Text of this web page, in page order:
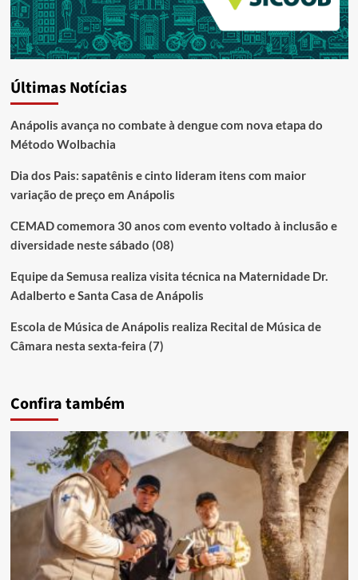
Últimas Notícias
Anápolis avança no combate à dengue com nova etapa do
Método Wolbachia
Dia dos Pais: sapatênis e cinto lideram itens com maior
variação de preço em Anápolis
CEMAD comemora 30 anos com evento voltado à inclusão e
diversidade neste sábado (08)
Equipe da Semusa realiza visita técnica na Maternidade Dr.
Adalberto e Santa Casa de Anápolis
Escola de Música de Anápolis realiza Recital de Música de
Câmara nesta sexta-feira (7)
Confira também